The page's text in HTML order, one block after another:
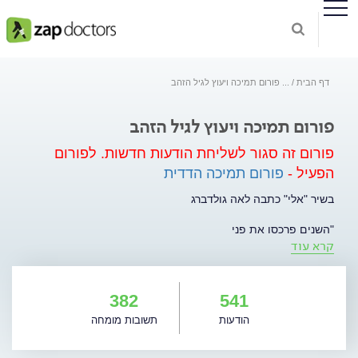
דף הבית פורום תמיכה ויעוץ לגיל הזהב
פורום תמיכה ויעוץ לגיל הזהב
פורום זה סגור לשליחת הודעות חדשות. לפורום
הפעיל - פורום תמיכה הדדית
בשיר "אלי" כתבה לאה גולדברג
"השנים פרכסו את פני
בזכרון אהבות
לאה גולדברג מדברת על היופי שבהזדקנות. על החוכמה ונסיון
החיים המצטבר. על היופי שבהבשלת הנפש. יהיו אלו אותם אנשים
יהיו שיוסיפו "הנה הגעתי לפנסיה וכעת יש לי שפע זמן חופשי לחיות
קרא עוד
541
הודעות
382
תשובות מומחה